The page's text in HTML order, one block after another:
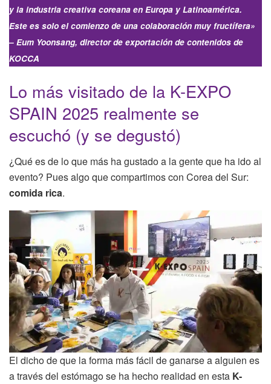
y la industria creativa coreana en Europa y Latinoamérica.
Este es solo el comienzo de una colaboración muy fructífera»
– Eum Yoonsang, director de exportación de contenidos de
KOCCA
Lo más visitado de la K-EXPO
SPAIN 2025 realmente se
escuchó (y se degustó)
¿Qué es de lo que más ha gustado a la gente que ha ido al
evento? Pues algo que compartimos con Corea del Sur:
comida rica.
El dicho de que la forma más fácil de ganarse a alguien es
a través del estómago se ha hecho realidad en esta K-